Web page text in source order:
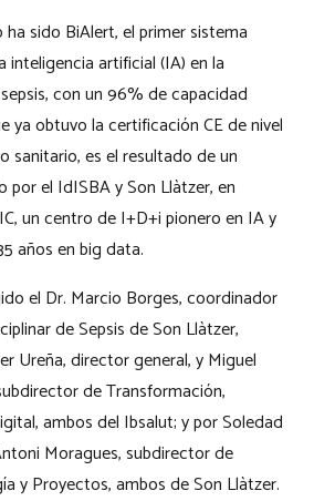
sido BiAlert, el primer sistema
inteligencia artificial (IA) en la
con un 96% de capacidad
ya obtuvo la certificación CE de nivel
sanitario, es el resultado de un
el IdISBA y Son Llàtzer, en
un centro de I+D+i pionero en IA y
años enbig data.
el Dr. Marcio Borges, coordinador
de Sepsis de Son Llàtzer,
Ureña, director general, y Miguel
de Transformación,
ambos del Ibsalut; y por Soledad
Moragues, subdirector de
y Proyectos, ambos de Son Llàtzer.